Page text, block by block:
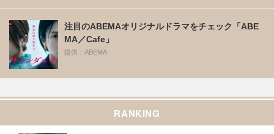
注目のABEMAオリジナルドラマをチェック「ABE
MA／Cafe」
提供：ABEMA
RANKING